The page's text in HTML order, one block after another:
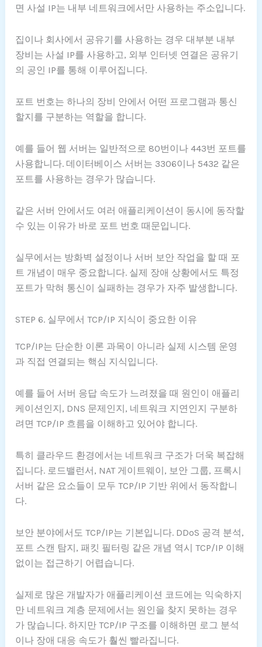
면 사설 IP는 내부 네트워크에서만 사용하는 주소입니다.
집이나 회사에서 공유기를 사용하는 경우 대부분 내부
장비는 사설 IP를 사용하고, 외부 인터넷 연결은 공유기
의 공인 IP를 통해 이루어집니다.
포트 번호는 하나의 장비 안에서 어떤 프로그램과 통신
할지를 구분하는 역할을 합니다.
예를 들어 웹 서버는 일반적으로 80번이나 443번 포트를
사용합니다. 데이터베이스 서버는 3306이나 5432 같은
포트를 사용하는 경우가 많습니다.
같은 서버 안에서도 여러 애플리케이션이 동시에 동작할
수 있는 이유가 바로 포트 번호 때문입니다.
실무에서는 방화벽 설정이나 서버 보안 작업을 할 때 포
트 개념이 매우 중요합니다. 실제 장애 상황에서도 특정
포트가 막혀 통신이 실패하는 경우가 자주 발생합니다.
STEP 6. 실무에서 TCP/IP 지식이 중요한 이유
TCP/IP는 단순한 이론 과목이 아니라 실제 시스템 운영
과 직접 연결되는 핵심 지식입니다.
예를 들어 서버 응답 속도가 느려졌을 때 원인이 애플리
케이션인지, DNS 문제인지, 네트워크 지연인지 구분하
려면 TCP/IP 흐름을 이해하고 있어야 합니다.
특히 클라우드 환경에서는 네트워크 구조가 더욱 복잡해
집니다. 로드밸런서, NAT 게이트웨이, 보안 그룹, 프록시
서버 같은 요소들이 모두 TCP/IP 기반 위에서 동작합니
다.
보안 분야에서도 TCP/IP는 기본입니다. DDoS 공격 분석,
포트 스캔 탐지, 패킷 필터링 같은 개념 역시 TCP/IP 이해
없이는 접근하기 어렵습니다.
실제로 많은 개발자가 애플리케이션 코드에는 익숙하지
만 네트워크 계층 문제에서는 원인을 찾지 못하는 경우
가 많습니다. 하지만 TCP/IP 구조를 이해하면 로그 분석
이나 장애 대응 속도가 훨씬 빨라집니다.